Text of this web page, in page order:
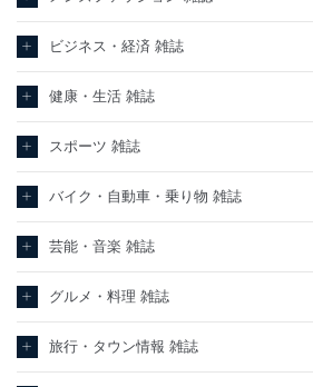
ビジネス・経済 雑誌
健康・生活 雑誌
スポーツ 雑誌
バイク・自動車・乗り物 雑誌
芸能・音楽 雑誌
グルメ・料理 雑誌
旅行・タウン情報 雑誌